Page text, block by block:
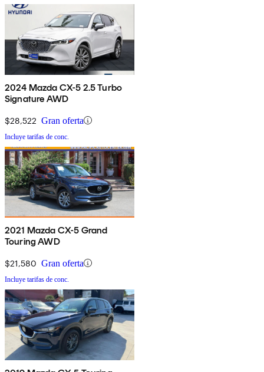
2024 Mazda CX-5 2.5 Turbo
Signature AWD
$28,522 Gran oferta
Incluye tarifas de conc.
2021 Mazda CX-5 Grand
Touring AWD
$21,580 Gran oferta
Incluye tarifas de conc.